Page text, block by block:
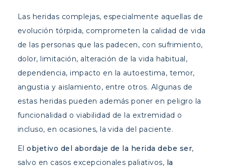
Las heridas complejas, especialmente aquellas de
evolución tórpida, comprometen la calidad de vida
de las personas que las padecen, con sufrimiento,
dolor, limitación, alteración de la vida habitual,
dependencia, impacto en la autoestima, temor,
angustia y aislamiento, entre otros. Algunas de
estas heridas pueden además poner en peligro la
funcionalidad o viabilidad de la extremidad o
incluso, en ocasiones, la vida del paciente.
Elobjetivo del abordaje de la herida debe ser,
salvo en casos excepcionales paliativos, la